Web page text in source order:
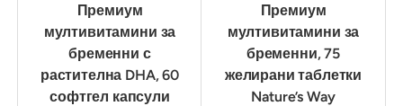
Премиум
мултивитамини за
бременни с
растителна DHA, 60
софтгел капсули
Премиум
мултивитамини за
бременни, 75
желирани таблетки
Nature’s Way